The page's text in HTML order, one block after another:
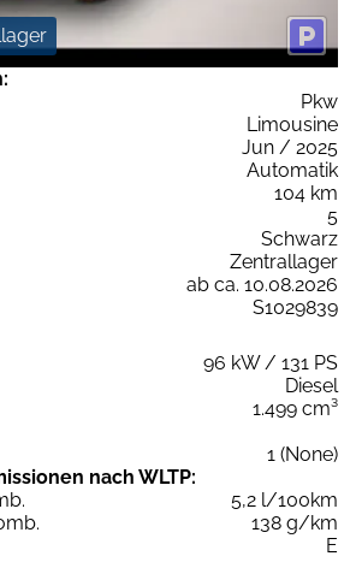
Pkw
Limousine
Jun / 2025
Automatik
104 km
5
Schwarz
Zentrallager
ab ca. 10.08.2026
S1029839
96 kW / 131 PS
Diesel
1.499 cm³
1 (None)
nach WLTP:
5,2 l/100km
138 g/km
E